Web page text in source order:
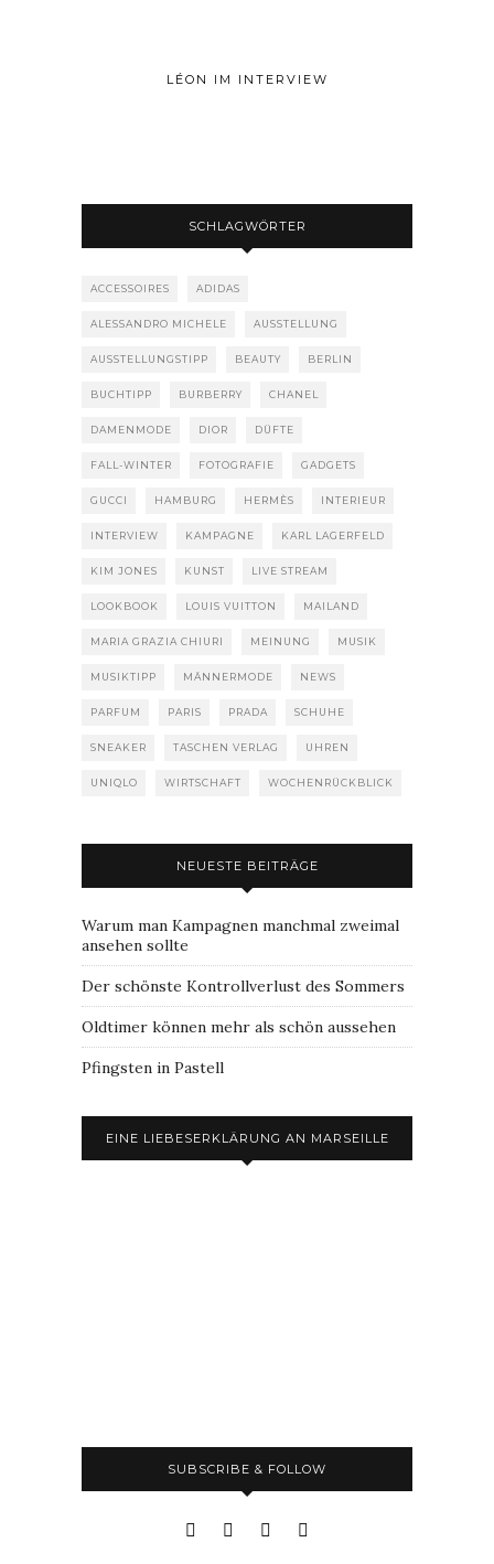
LÉON IM INTERVIEW
SCHLAGWÖRTER
ACCESSOIRES ADIDAS
ALESSANDRO MICHELE AUSSTELLUNG
AUSSTELLUNGSTIPP BEAUTY BERLIN
BUCHTIPP BURBERRY CHANEL
DAMENMODE DIOR DÜFTE
FALL-WINTER FOTOGRAFIE GADGETS
GUCCI HAMBURG HERMÈS INTERIEUR
INTERVIEW KAMPAGNE KARL LAGERFELD
KIM JONES KUNST LIVE STREAM
LOOKBOOK LOUIS VUITTON MAILAND
MARIA GRAZIA CHIURI MEINUNG MUSIK
MUSIKTIPP MÄNNERMODE NEWS
PARFUM PARIS PRADA SCHUHE
SNEAKER TASCHEN VERLAG UHREN
UNIQLO WIRTSCHAFT WOCHENRÜCKBLICK
NEUESTE BEITRÄGE
Warum man Kampagnen manchmal zweimal
ansehen sollte
Der schönste Kontrollverlust des Sommers
Oldtimer können mehr als schön aussehen
Pfingsten in Pastell
EINE LIEBESERKLÄRUNG AN MARSEILLE
SUBSCRIBE & FOLLOW